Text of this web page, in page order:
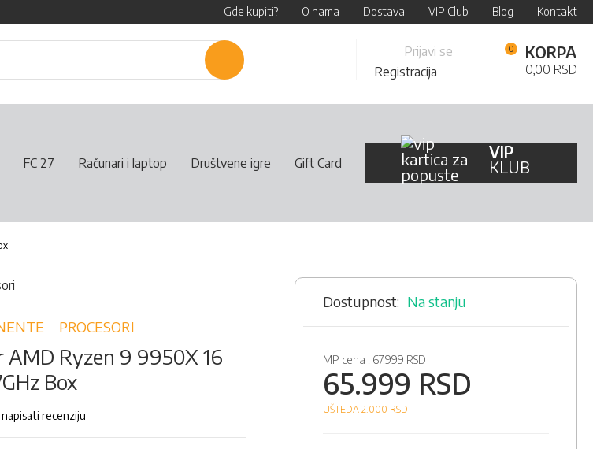
Gde kupiti? O nama Dostava VIP Club Blog Kontakt
Pretraži
Content
Prijavi se
Registracija
KORPA
0,00 RSD
FC 27 Računari i laptop Društvene igre Gift Card
VIP
KLUB
PROCESORI
AMD Ryzen 9 9950X 16
Box
recenziju
Na stanju
MP cena : 67.999 RSD
65.999 RSD
UŠTEDA 2.000 RSD